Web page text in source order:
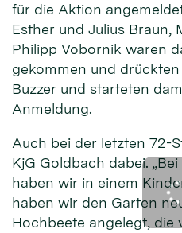
für die Aktion
Esther und Julius Braun,
Philipp Vobornik waren
gekommen und
Buzzer und starteten
Anmeldung.
Auch bei der letzten 72-
KjG Goldbach dabei.
haben wir in einem
haben wir den Garten
Hochbeete angelegt,